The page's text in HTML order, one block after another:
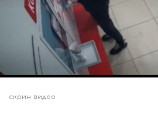
скрин видео